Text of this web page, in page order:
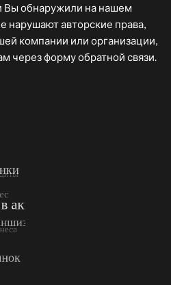
Вы обнаружили на нашем
нарушают авторские права,
компании или организации,
через форму обратной связи.